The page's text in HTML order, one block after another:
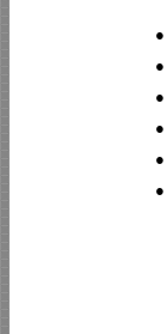
●
●
●
●
●
●